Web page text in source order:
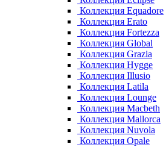
Коллекция Equadore
Коллекция Erato
Коллекция Fortezza
Коллекция Global
Коллекция Grazia
Коллекция Hygge
Коллекция Illusio
Коллекция Latila
Коллекция Lounge
Коллекция Macbeth
Коллекция Mallorca
Коллекция Nuvola
Коллекция Opale